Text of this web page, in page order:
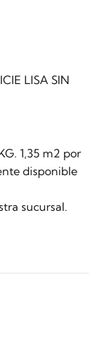
LISA SIN
1,35 m2 por
disponible
sucursal.